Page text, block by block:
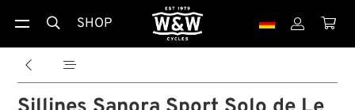
 SHOP  
 